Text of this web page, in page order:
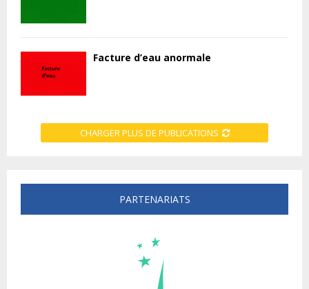
Facture d’eau anormale
CHARGER PLUS DE PUBLICATIONS
PARTENARIATS